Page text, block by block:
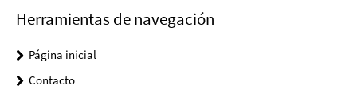
Herramientas de navegación
Página inicial
Contacto